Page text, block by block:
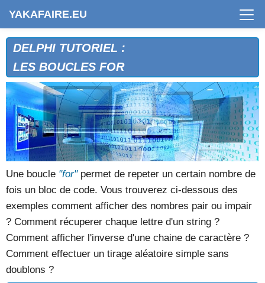
YAKAFAIRE.EU
DELPHI TUTORIEL :
LES BOUCLES FOR
Une boucle "for"permet de repeter un certain nombre de
fois un bloc de code. Vous trouverez ci-dessous des
exemples comment afficher des nombres pair ou impair
? Comment récuperer chaque lettre d'un string ?
Comment afficher l'inverse d'une chaine de caractère ?
Comment effectuer un tirage aléatoire simple sans
doublons ?